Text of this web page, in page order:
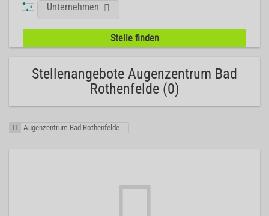
Unternehmen
Stellenangebote Augenzentrum Bad
Rothenfelde (0)
Augenzentrum Bad Rothenfelde